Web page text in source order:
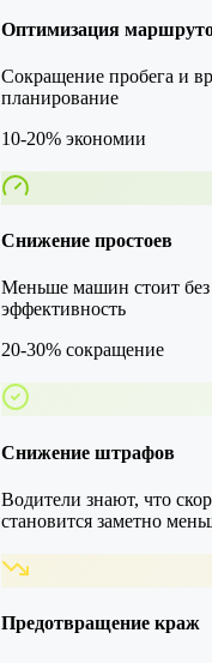
Оптимизация
Сокращение пробега и
планирование
10-20% экономии
Снижение простоев
Меньше машин стоит
эффективность
20-30% сокращение
Снижение штрафов
Водители знают, что
становится заметно
Предотвращение краж